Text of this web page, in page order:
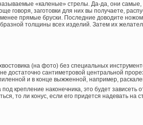
«каленые» стрелы. Да-да, они
говоря, заготовки для них вы получаете,
прямые бруски. Последние доводите
толщины всех изделий. Затем их
(на фото) без специальных
достаточно сантиметровой центральной
и в конце выжженной, например,
крепление наконечника, это будет зависеть
то ли конус, если его придется надевать на